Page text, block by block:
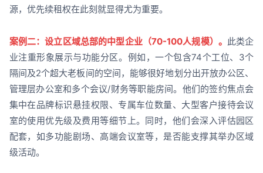
源，优先续租权在此刻就显得尤为重要。
案例二：设立区域总部的中型企业（70-100人规模）。 此类企
业注重形象展示与功能分区。例如，一个包含74个工位、3个
隔间及2个超大老板间的空间，能够很好地划分出开放办公区、
管理层办公室和多个会议/财务等职能房间。他们的签约焦点会
集中在品牌标识悬挂权限、专属车位数量、大型客户接待会议
室的使用优先级及费用等细节上。同时，他们会深入评估园区
配套，如多功能剧场、高端会议室等，是否能支撑其举办区域
级活动。